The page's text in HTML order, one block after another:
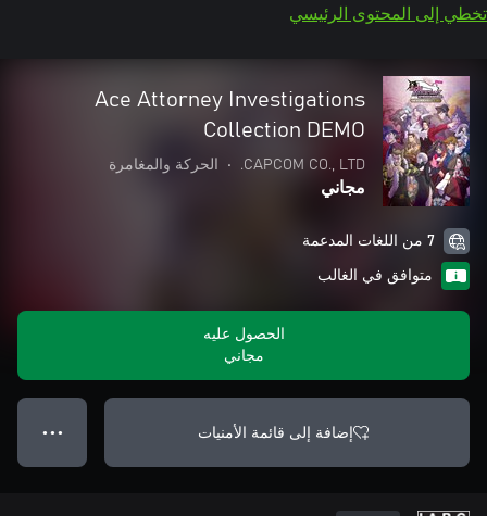
تخطي إلى المحتوى الرئيسي
Ace Attorney Investigations
Collection DEMO
CAPCOM CO., LTD.
• الحركة والمغامرة
مجاني
7 من اللغات المدعمة
متوافق في الغالب
الحصول عليه
مجاني
إضافة إلى قائمة الأمنيات ● ● ●